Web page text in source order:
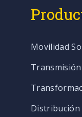
Movilidad
Distribución